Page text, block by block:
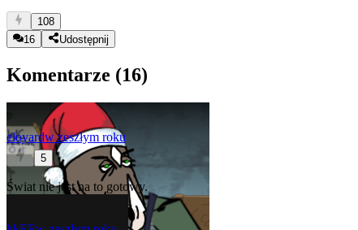
108
16
Udostępnij
Komentarze (16)
eloyardw zeszłym roku
5
Świat nie jest na to gotowy.